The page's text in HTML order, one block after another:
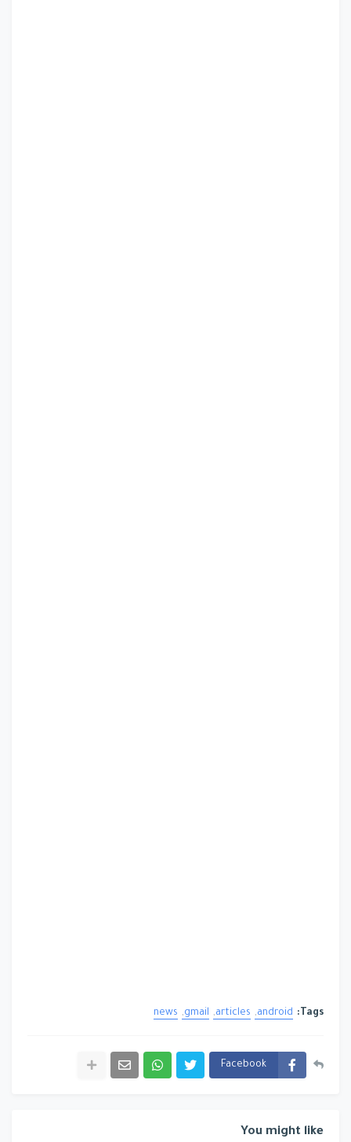
Tags:
android
articles
gmail
news
Facebook
You might like